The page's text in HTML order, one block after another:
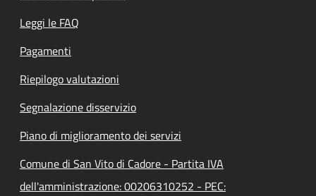
Leggi le FAQ
Pagamenti
Riepilogo valutazioni
Segnalazione disservizio
Piano di miglioramento dei servizi
Comune di San Vito di Cadore - Partita IVA
dell'amministrazione: 00206310252 - PEC: